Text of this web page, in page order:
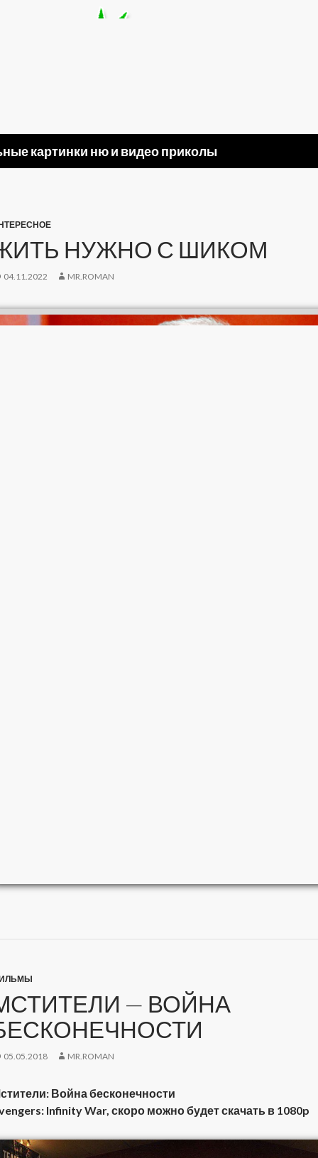
картинки ню и видео приколы
НУЖНО С ШИКОМ
04.11.2022 MR.ROMAN
— ВОЙНА
05.05.2018 MR.ROMAN
Война бесконечности
Infinity War, скоро можно будет скачать в 1080p